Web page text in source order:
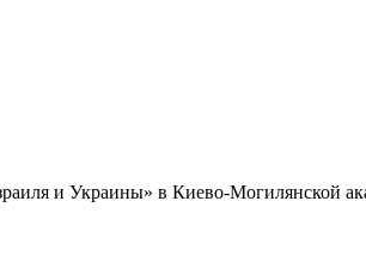
и Украины» в Киево-Могилянской